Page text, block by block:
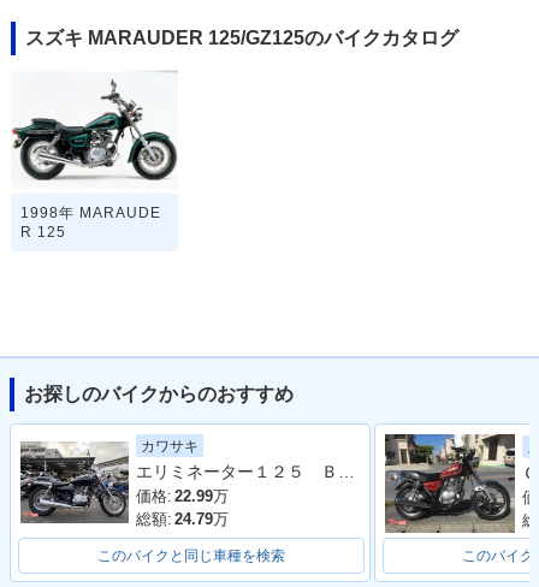
スズキ MARAUDER 125/GZ125のバイクカタログ
1998年 MARAUDE
R 125
お探しのバイクからのおすすめ
カワサキ
エリミネーター１２５ ＢＮ１２５Ａ型 ノーマル 整備 保証 自賠責保険５年
価格: 22.99万
総額: 24.79万
このバイクと同じ車種を検索 このバイク